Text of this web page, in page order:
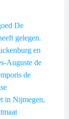
De
gelegen.
en
Auguste de
de
in Nijmegen,